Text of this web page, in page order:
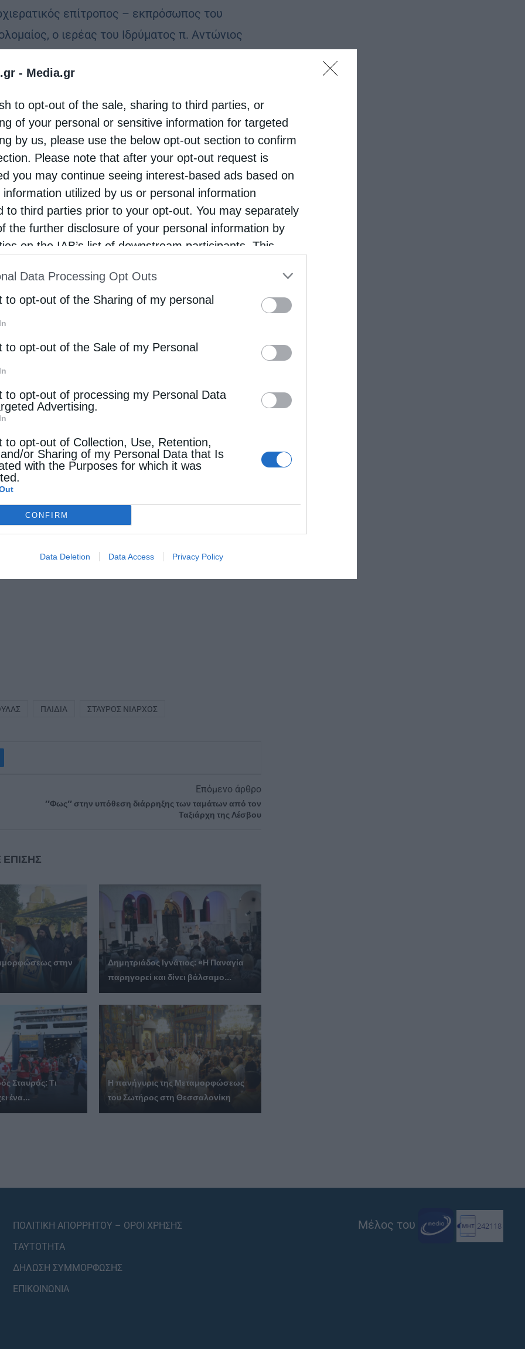
- Media.gr
to opt-out of the sale, sharing to third parties, or
of your personal or sensitive information for targeted
by us, please use the below opt-out section to confirm
Please note that after your opt-out request is
you may continue seeing interest-based ads based on
information utilized by us or personal information
to third parties prior to your opt-out. You may separately
the further disclosure of your personal information by
on the IAB’s list of downstream participants. This
of Downstream Participantsthat may further disclose it to
parties.
Data Processing Opt Outs
to opt-out of the Sharing of my personal
to opt-out of the Sale of my Personal
to opt-out of processing my Personal Data
Advertising.
to opt-out of Collection, Use, Retention,
or Sharing of my Personal Data that Is
with the Purposes for which it was
CONFIRM
Data Deletion Data Access Privacy Policy
επίτροπος – εκπρόσωπος του
ο ιερέας του Ιδρύματος π. Αντώνιος
διάφοροι εκπρόσωποι Φορέων και
του Ιδρύματος ”Σταύρος Νιάρχος” και το
ανέλαβε την παρακολούθηση του έργου
προγραμμάτων του Κέντρου
νέων κοριτσιών που ζουν στο χώρο πολλά
παιδιά με αναπηρίες που ζουν με τις
χρειάζονται την προσωρινή εξειδικευμένη
που είναι ανασφάλιστα και
θα καλύπτονται από την πρόσφατη επιδότηση
Ασφάλισης & Κοινωνικής Αλληλεγγύης
ΠΑΙΔΙΆ ΣΤΑΎΡΟΣ ΝΙΆΡΧΟΣ
Επόμενο άρθρο
’’Φως’’ στην υπόθεση διάρρηξης των ταμάτων από τον
Ταξιάρχη της Λέσβου
ΕΠΙΣΗΣ
στην
Δημητριάδος Ιγνάτιος: «Η Παναγία
παρηγορεί και δίνει βάλσαμο...
Σταυρός: Τι
ένα...
Η πανήγυρις της Μεταμορφώσεως
του Σωτήρος στη Θεσσαλονίκη
ΠΟΛΙΤΙΚΗ ΑΠΟΡΡΗΤΟΥ – ΟΡΟΙ ΧΡΗΣΗΣ
ΤΑΥΤΟΤΗΤΑ
ΔΗΛΩΣΗ ΣΥΜΜΟΡΦΩΣΗΣ
ΕΠΙΚΟΙΝΩΝΙΑ
Μέλος του